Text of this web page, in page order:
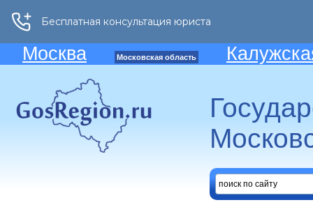
Москва Московская область